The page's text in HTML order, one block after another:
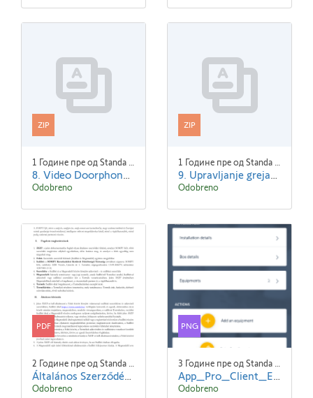
ZIP
1 Године пре од Standa Blaha
8. Video Doorphones.zip
Odobreno
ZIP
1 Године пре од Standa Blaha
9. Upravljanje grejanjem.zip
Odobreno
PDF
2 Године пре од Standa Blaha
Általános Szerződési Feltételek- SOMFY - 240101.pdf
Odobreno
PNG
3 Године пре од Standa Blaha
App_Pro_Client_EN_screen2.png
Odobreno